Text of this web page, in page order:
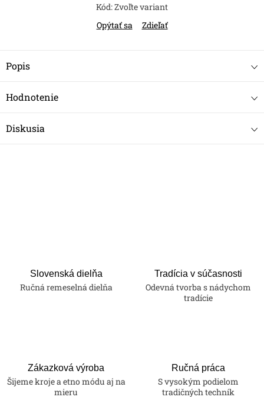
Kód:Zvoľte variant
Opýtať sa
Zdieľať
Popis
Hodnotenie
Diskusia
Slovenská dielňa
Ručná remeselná dielňa
Tradícia v súčasnosti
Odevná tvorba s nádychom
tradície
Zákazková výroba
Šijeme kroje a etno módu aj na
mieru
Ručná práca
S vysokým podielom
tradičných techník